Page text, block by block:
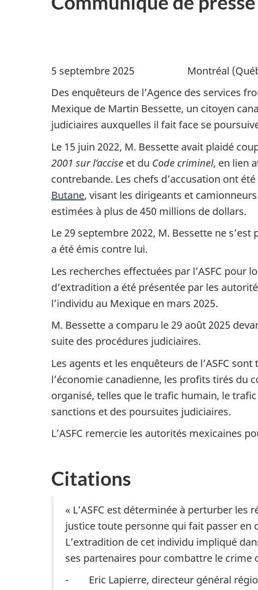
5 septembre 2025 Montréal
Des enquêteurs de l’Agence des services
Mexique de Martin Bessette, un citoyen
judiciaires auxquelles il fait face se
Le 15 juin 2022, M. Bessette avait plaidé
2001 sur l’accise et du Code criminel, en lien
contrebande. Les chefs d’accusation ont
Butane, visant les dirigeants et
estimées à plus de 450 millions de dollars.
Le 29 septembre 2022, M. Bessette ne
a été émis contre lui.
Les recherches effectuées par l’ASFC
d’extradition a été présentée par les
l’individu au Mexique en mars 2025.
M. Bessette a comparu le 29 août 2025
suite des procédures judiciaires.
Les agents et les enquêteurs de l’ASFC
l’économie canadienne, les profits tirés du
organisé, telles que le trafic humain, le
sanctions et des poursuites judiciaires.
L’ASFC remercie les autorités mexicaines
Citations
« L’ASFC est déterminée à perturber
justice toute personne qui fait passer en
L’extradition de cet individu impliqué
ses partenaires pour combattre le
- Eric Lapierre, directeur général